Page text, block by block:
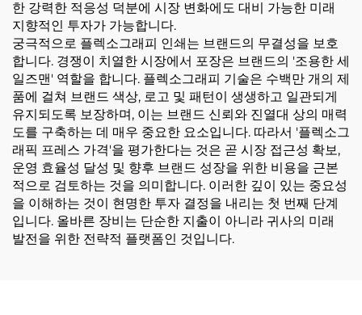
한 강력한 적응성 덕분에 시장 변화에도 대비 가능한 미래
지향적인 투자가 가능합니다.
궁극적으로 플렉소그래피 인쇄는 브랜드의 무결성을 보호
합니다. 경쟁이 치열한 시장에서 포장은 브랜드의 '조용한 세
일즈맨' 역할을 합니다. 플렉소그래피 기술은 수백만 개의 제
품에 걸쳐 브랜드 색상, 로고 및 패턴이 생생하고 일관되게
유지되도록 보장하며, 이는 브랜드 신뢰와 진열대 상의 매력
도를 구축하는 데 매우 중요한 요소입니다. 따라서 '플렉소그
래픽 프레스 가격'을 평가한다는 것은 곧 시장 접근성 확보,
운영 효율성 달성 및 향후 브랜드 성장을 위한 비용을 근본
적으로 검토하는 것을 의미합니다. 이러한 깊이 있는 중요성
을 이해하는 것이 현명한 투자 결정을 내리는 첫 번째 단계
입니다. 올바른 장비는 단순한 지출이 아니라 귀사의 미래
발전을 위한 전략적 플랫폼인 것입니다.